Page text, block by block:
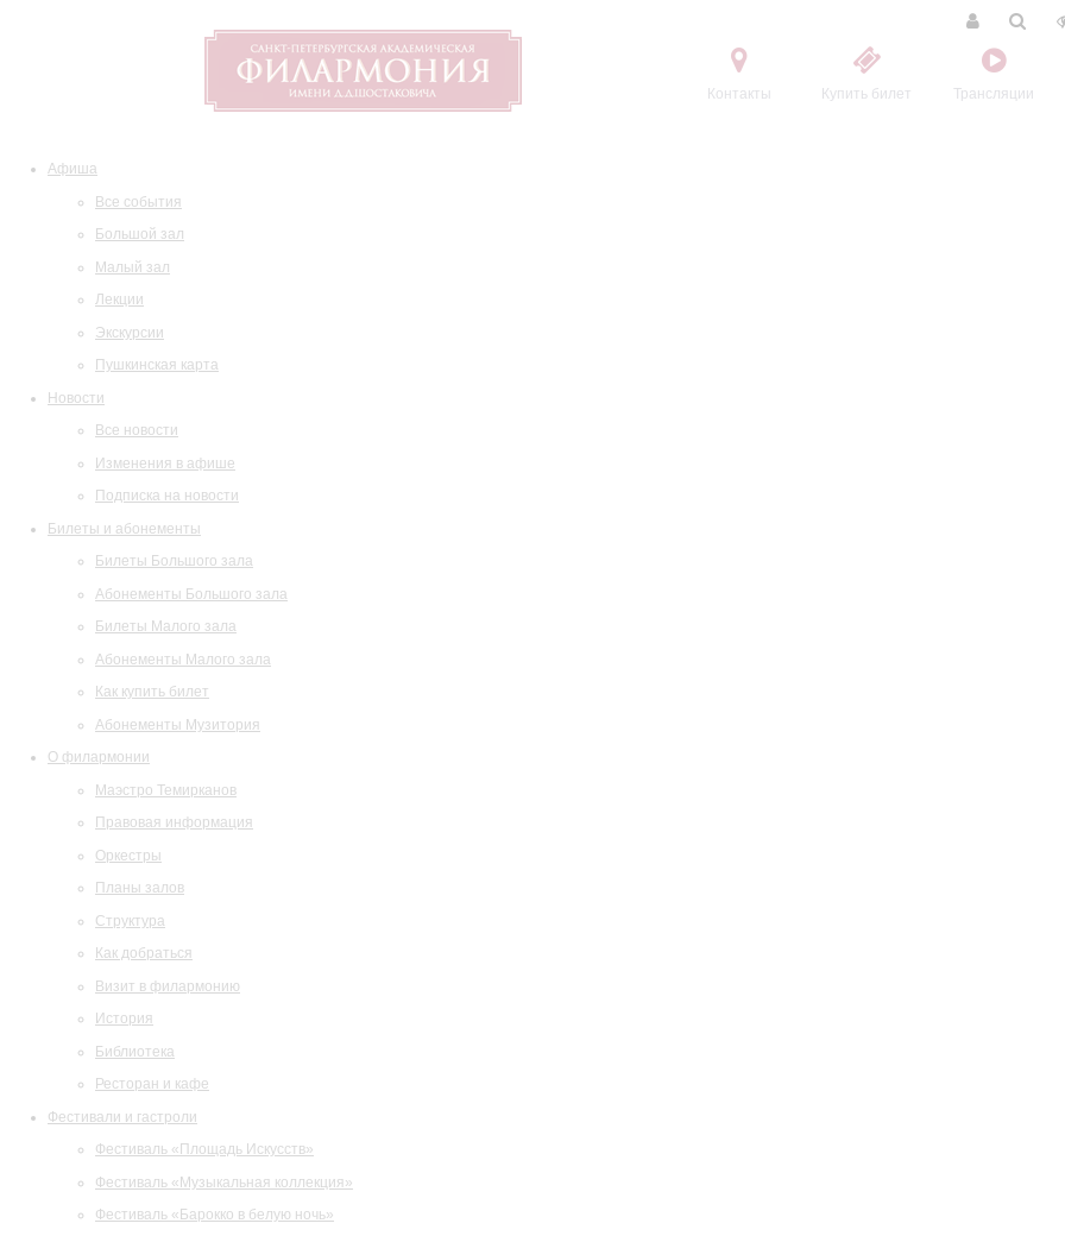
Контакты Купить билет Трансляции
Афиша
Все события
Большой зал
Малый зал
Лекции
Экскурсии
Пушкинская карта
Новости
Все новости
Изменения в афише
Подписка на новости
Билеты и абонементы
Билеты Большого зала
Абонементы Большого зала
Билеты Малого зала
Абонементы Малого зала
Как купить билет
Абонементы Музитория
О филармонии
Маэстро Темирканов
Правовая информация
Оркестры
Планы залов
Структура
Как добраться
Визит в филармонию
История
Библиотека
Ресторан и кафе
Фестивали и гастроли
Фестиваль «Площадь Искусств»
Фестиваль «Музыкальная коллекция»
Фестиваль «Барокко в белую ночь»